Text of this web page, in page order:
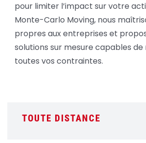
pour limiter l’impact sur votre
Monte-Carlo Moving, nous
propres aux entreprises et
solutions sur mesure capables
toutes vos contraintes.
TOUTE DISTANCE